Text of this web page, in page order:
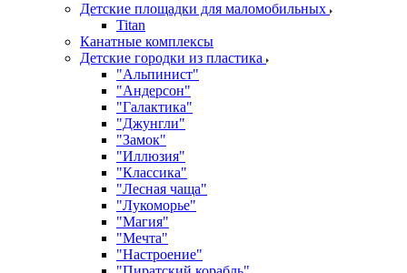
Детские площадки для маломобильных
Titan
Канатные комплексы
Детские городки из пластика
"Альпинист"
"Андерсон"
"Галактика"
"Джунгли"
"Замок"
"Иллюзия"
"Классика"
"Лесная чаща"
"Лукоморье"
"Магия"
"Мечта"
"Настроение"